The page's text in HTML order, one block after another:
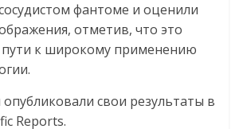
фантоме и оценили
отметив, что это
к широкому применению
свои результаты в
Reports.